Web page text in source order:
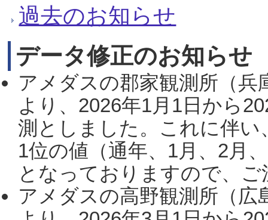
過去のお知らせ
データ修正のお知らせ
アメダスの郡家観測所（
より、2026年1月1日から
測としました。これに伴い
1位の値（通年、1月、2月
となっておりますので、
アメダスの高野観測所（